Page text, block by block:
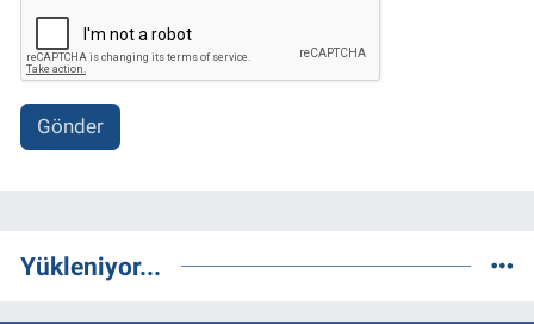
Gönder
Yükleniyor...